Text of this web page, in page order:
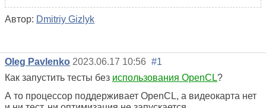
Автор: Dmitriy Gizlyk
Oleg Pavlenko 2023.06.17 10:56 #1
Как запустить тесты без использования OpenCL?
А то процессор поддерживает OpenCL, а видеокарта нет